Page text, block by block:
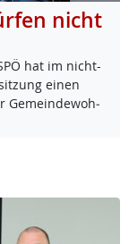
nicht
hat im nicht-
ei­nen
Ge­mein­de­woh­